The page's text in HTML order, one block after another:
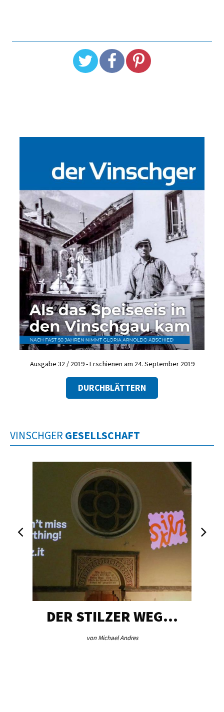
Ausgabe 32 / 2019 - Erschienen am 24. September 2019
DURCHBLÄTTERN
VINSCHGER GESELLSCHAFT
DER STILZER WEG…
von Michael Andres